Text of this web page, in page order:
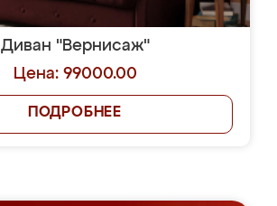
Диван "Вернисаж"
Цена: 99000.00
ПОДРОБНЕЕ